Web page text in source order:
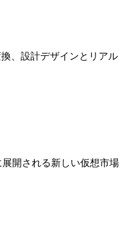
、設計デザインとリアル
開される新しい仮想市場